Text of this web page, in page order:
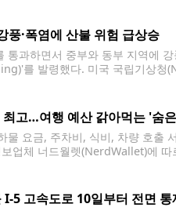
·폭염에 산불 위험 급상승
통과하면서 중부와 동부 지역에
를 발령했다. 미국 국립기상청
고…여행 예산 갉아먹는 '숨
물 요금, 주차비, 식비, 차량 호출
업체 너드월렛(NerdWallet)에
5 고속도로 10일부터 전면 통